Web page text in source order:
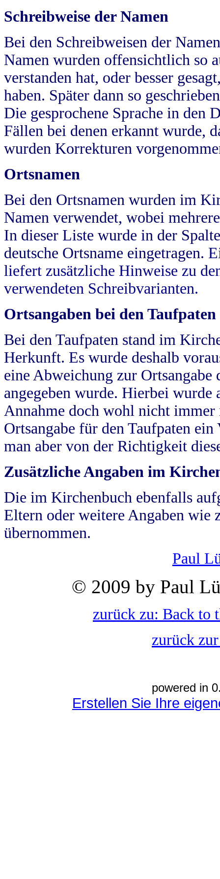
Schreibweise der Namen
Bei den Schreibweisen der
Namen wurden offensichtlich so
verstanden hat, oder besser
haben. Später dann so
Die gesprochene Sprache in
Fällen bei denen erkannt wurde,
wurden Korrekturen
Ortsnamen
Bei den Ortsnamen wurden im
Namen verwendet, wobei
In dieser Liste wurde in der
deutsche Ortsname eingetragen.
liefert zusätzliche Hinweise zu
verwendeten Schreibvarianten.
Ortsangaben bei den Taufpaten
Bei den Taufpaten stand im
Herkunft. Es wurde deshalb
eine Abweichung zur
angegeben wurde. Hierbei wurde
Annahme doch wohl nicht
Ortsangabe für den Taufpaten
man aber von der Richtigkeit
Zusätzliche Angaben im
Die im Kirchenbuch ebenfalls
Eltern oder weitere Angaben wie
übernommen.
Paul
© 2009 by Paul
zurück zu: Back to
zurück
powered in
Erstellen Sie Ihre